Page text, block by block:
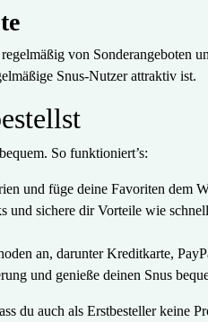
von Sonderangeboten
Snus-Nutzer attraktiv ist.
So funktioniert’s:
und füge deine Favoriten dem
und sichere dir Vorteile wie
an, darunter Kreditkarte,
und genieße deinen Snus
du auch als Erstbesteller keine